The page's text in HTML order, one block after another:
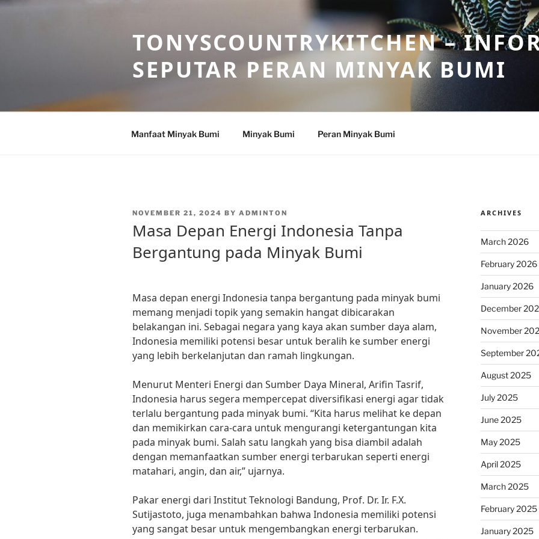
Skip
TONYSCOUNTRYKITCHEN –
SEPUTAR PERAN MINYAK BUMI
Manfaat Minyak Bumi Minyak Bumi Peran Minyak Bumi
POSTED
NOVEMBER 21, 2024 BY ADMINTON
Masa Depan Energi Indonesia Tanpa
Bergantung pada Minyak Bumi
Masa depan energi Indonesia tanpa bergantung pada minyak bumi
memang menjadi topik yang semakin hangat dibicarakan
belakangan ini. Sebagai negara yang kaya akan sumber daya alam,
Indonesia memiliki potensi besar untuk beralih ke sumber energi
yang lebih berkelanjutan dan ramah lingkungan.
Menurut Menteri Energi dan Sumber Daya Mineral, Arifin Tasrif,
Indonesia harus segera mempercepat diversifikasi energi agar tidak
terlalu bergantung pada minyak bumi. “Kita harus melihat ke depan
dan memikirkan cara-cara untuk mengurangi ketergantungan kita
pada minyak bumi. Salah satu langkah yang bisa diambil adalah
dengan memanfaatkan sumber energi terbarukan seperti energi
matahari, angin, dan air,” ujarnya.
Pakar energi dari Institut Teknologi Bandung, Prof. Dr. Ir. F.X.
Sutijastoto, juga menambahkan bahwa Indonesia memiliki potensi
yang sangat besar untuk mengembangkan energi terbarukan.
ARCHIVES
March 2026
February 2026
January 2026
December
November
September
August 2025
July 2025
June 2025
May 2025
April 2025
March 2025
February 2025
January 2025